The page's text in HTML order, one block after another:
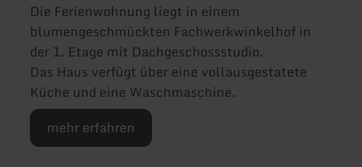
Die Ferienwohnung liegt in einem
blumengeschmückten Fachwerkwinkelhof in
der 1. Etage mit Dachgeschossstudio.
Das Haus verfügt über eine vollausgestatete
Küche und eine Waschmaschine.
mehr erfahren